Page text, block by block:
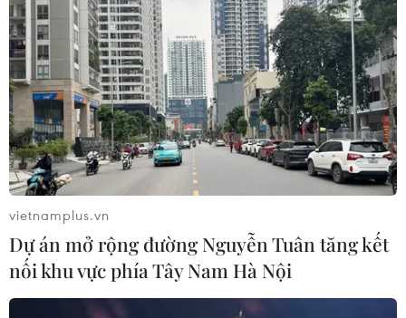
vietnamplus.vn
Dự án mở rộng đường Nguyễn Tuân tăng kết
nối khu vực phía Tây Nam Hà Nội